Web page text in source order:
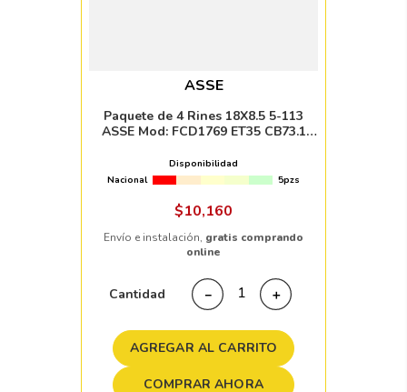
ASSE
Paquete de 4 Rines 18X8.5 5-113
ASSE Mod: FCD1769 ET35 CB73.1
Disponibilidad
Nacional
5pzs
$10,160
Envío e instalación, gratis comprando
online
Cantidad ＋
－
AGREGAR AL CARRITO
COMPRAR AHORA